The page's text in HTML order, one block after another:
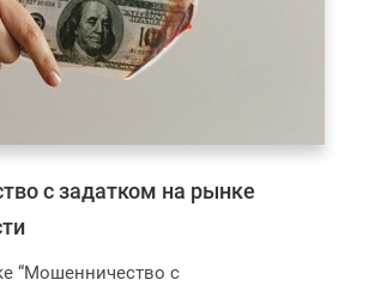
с задатком на рынке
“Мошенничество с